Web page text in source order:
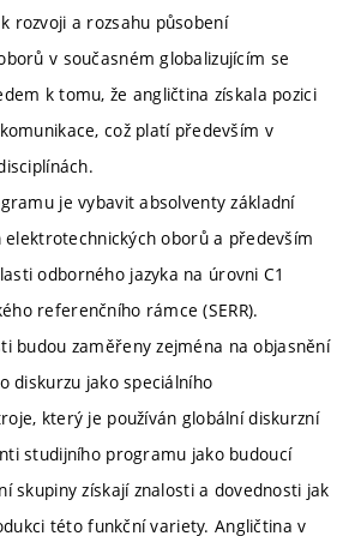
rozvoji a rozsahu působení
v současném globalizujícím se
k tomu, že angličtina získala pozici
což platí především v
je vybavit absolventy základní
elektrotechnických oborů a především
odborného jazyka na úrovni C1
referenčního rámce (SERR).
budou zaměřeny zejména na objasnění
diskurzu jako speciálního
který je používán globální diskurzní
studijního programu jako budoucí
skupiny získají znalosti a dovednosti jak
této funkční variety. Angličtina v